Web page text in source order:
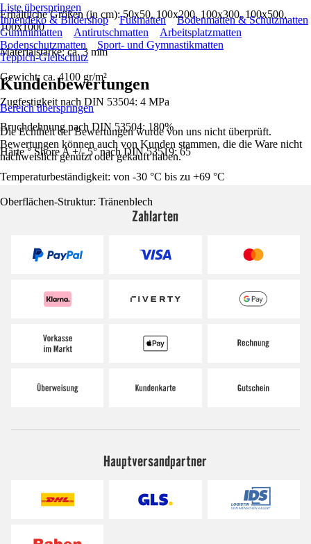
Erhältliche Größen (in cm): 50x50, 100x200, 100x300, 100x500,
100x1000
Materialstärke: ca. 3 mm
Gewicht: ca. 4100 gr/m²
Zugfestigkeit nach DIN 53504: 4 MPa
Bruchdehnung nach DIN 53504: 180%
Härte ° Shore A +/- 5° nach DIN 53519: 65
Temperaturbeständigkeit: von -30 °C bis zu +69 °C
Oberflächen-Struktur: Tränenblech
Liste überspringen
Innendeko & Bildershop
Fußmatten
Bodenmatten & Schutzmatten
Gummimatten
Antirutschmatten
Arbeitsplatzmatten
Bodenschutzmatten
Sport- und Gymnastikmatten
Teppich-Gleitschutz
Kundenbewertungen
Bereich überspringen
Die Echtheit der Bewertungen wurde von uns nicht überprüft.
Bewertungen können auch von Kunden stammen, die die Ware nicht
nachweislich genutzt oder gekauft haben.
Zahlarten
Hauptversandpartner